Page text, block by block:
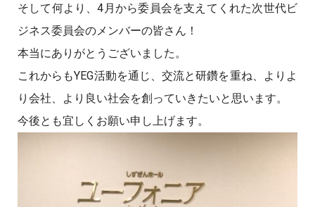
そして何より、4月から委員会を支えてくれた次世代ビ
ジネス委員会のメンバーの皆さん！
本当にありがとうございました。
これからもYEG活動を通じ、交流と研鑽を重ね、よりよ
り会社、より良い社会を創っていきたいと思います。
今後とも宜しくお願い申し上げます。